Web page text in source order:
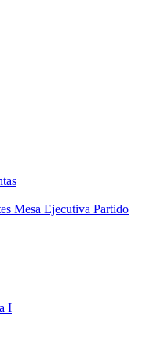
Mesa Ejecutiva Partido
I